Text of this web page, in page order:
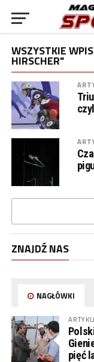
WSZYSTKIE
HIRSCHER"
ZNAJDŹ NAS
NAGŁÓWKI
pięć